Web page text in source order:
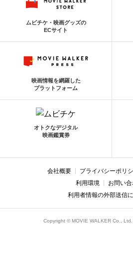
ムビチケ・映画グッズの
ECサイト
映画情報を網羅した
プラットフォーム
オトクなデジタル
映画鑑賞券
会社概要 プライバシーポリ
利用環境
お問い
利用者情報の外部送信
Copyright © MOVIE WALKER Co.,